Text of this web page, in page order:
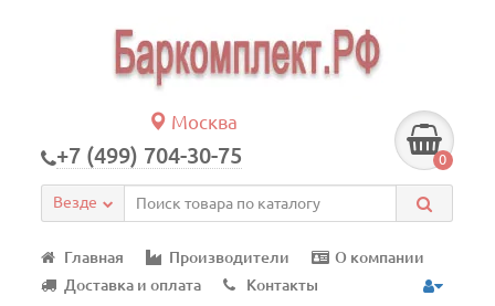
Москва
+7 (499) 704-30-75 0
Везде
Главная Производители
О компании
Доставка и оплата
Контакты